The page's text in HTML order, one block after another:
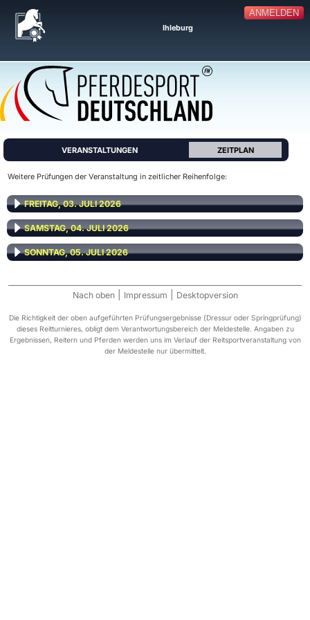
ANMELDEN
Ihleburg
VERANSTALTUNGEN ZEITPLAN
Weitere Prüfungen der Veranstaltung in zeitlicher Reihenfolge:
FREITAG, 03. JULI 2026
SAMSTAG, 04. JULI 2026
SONNTAG, 05. JULI 2026
Nach oben Impressum Desktopversion
Die Richtigkeit der oben aufgeführten Prüfungsergebnisse (Dressur oder Springprüfung)
dieses Reitturnieres, obligt dem Verantwortungsbereich der Meldestelle. Angaben zu
Ergebnissen, Reitern und Pferden werden uns im Verlauf der Reitsportveranstaltung von
der Meldestelle nur übermittelt.